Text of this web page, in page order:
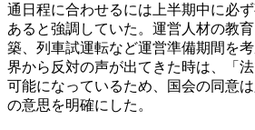
通日程に合わせるには上半期中に必
あると強調していた。運営人材の教
築、列車試運転など運営準備期間を
界から反対の声が出てきた時は、「
可能になっているため、国会の同意
の意思を明確にした。